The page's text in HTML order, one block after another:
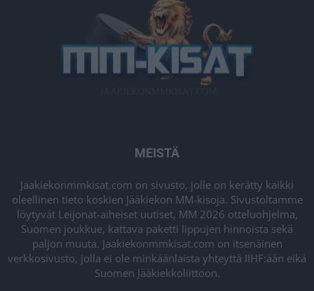
MEISTÄ
Jaakiekonmmkisat.com on sivusto, jolle on kerätty kaikki
oleellinen tieto koskien Jääkiekon MM-kisoja. Sivustoltamme
löytyvät Leijonat-aiheiset uutiset, MM 2026 otteluohjelma,
Suomen joukkue, kattava paketti lippujen hinnoista sekä
paljon muuta. Jaakiekonmmkisat.com on itsenäinen
verkkosivusto, jolla ei ole minkäänlaista yhteyttä IIHF:ään eikä
Suomen Jääkiekkoliittoon.